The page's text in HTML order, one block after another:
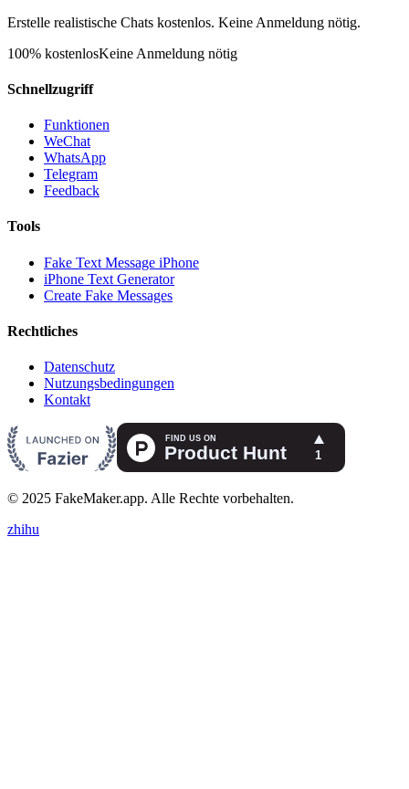
Erstelle realistische Chats kostenlos. Keine Anmeldung nötig.
100% kostenlosKeine Anmeldung nötig
Schnellzugriff
Funktionen
WeChat
WhatsApp
Telegram
Feedback
Tools
Fake Text Message iPhone
iPhone Text Generator
Create Fake Messages
Rechtliches
Datenschutz
Nutzungsbedingungen
Kontakt
© 2025 FakeMaker.app. Alle Rechte vorbehalten.
zhihu